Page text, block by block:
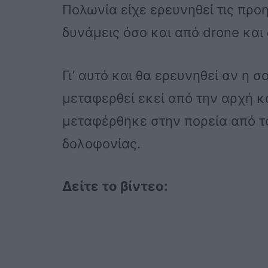
Πολωνία είχε ερευνηθεί τις
δυνάμεις όσο και από drone και
Γι’ αυτό και θα ερευνηθεί αν η
μεταφερθεί εκεί από την αρχή
μεταφέρθηκε στην πορεία από
δολοφονίας.
Δείτε το βίντεο: